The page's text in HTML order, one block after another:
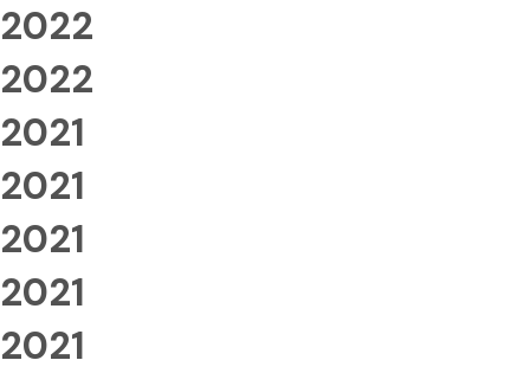
2022
2022
2021
2021
2021
2021
2021